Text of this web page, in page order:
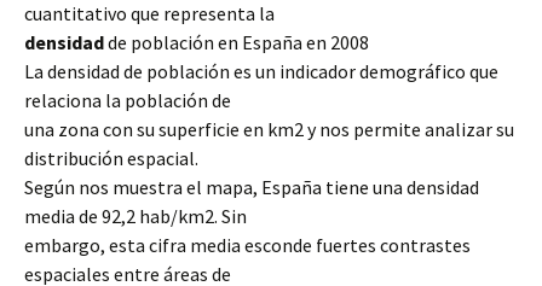
cuantitativo que representa la
densidadde población en España en 2008
La densidad de población es un indicador demográfico que
relaciona la población de
una zona con su superficie en km2 y nos permite analizar su
distribución espacial.
Según nos muestra el mapa, España tiene una densidad
media de 92,2 hab/km2. Sin
embargo, esta cifra media esconde fuertes contrastes
espaciales entre áreas de